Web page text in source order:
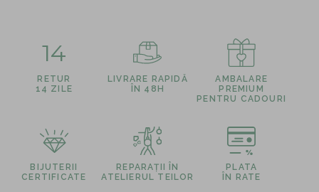
14
RETUR
14 ZILE
LIVRARE RAPIDĂ
ÎN 48H
AMBALARE
PREMIUM
PENTRU CADOURI
BIJUTERII
CERTIFICATE
REPARAȚII ÎN
ATELIERUL TEILOR
PLATA
ÎN RATE